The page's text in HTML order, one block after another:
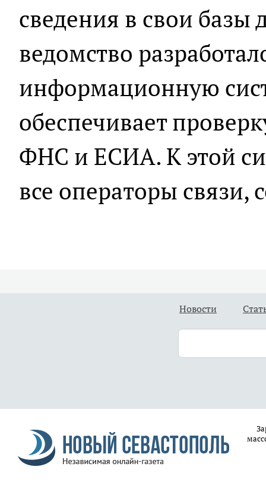
сведения в свои базы
ведомство
информационную
обеспечивает
ФНС и ЕСИА. К этой
все операторы связи,
Новости